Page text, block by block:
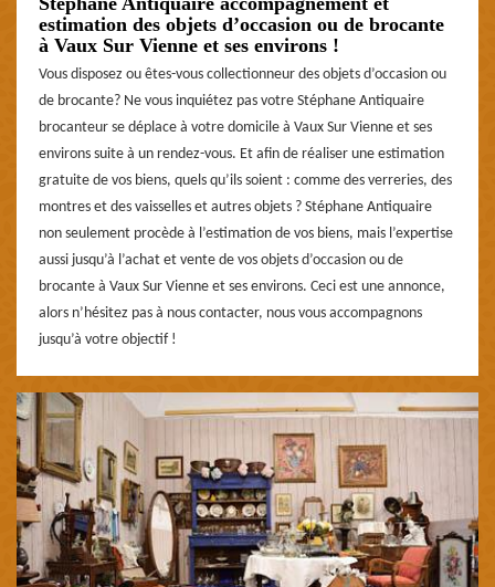
estimation des objets d’occasion ou de brocante
à Vaux Sur Vienne et ses environs !
Vous disposez ou êtes-vous collectionneur des objets d’occasion ou
de brocante? Ne vous inquiétez pas votre Stéphane Antiquaire
brocanteur se déplace à votre domicile à Vaux Sur Vienne et ses
environs suite à un rendez-vous. Et afin de réaliser une estimation
gratuite de vos biens, quels qu’ils soient : comme des verreries, des
montres et des vaisselles et autres objets ? Stéphane Antiquaire
non seulement procède à l’estimation de vos biens, mais l’expertise
aussi jusqu’à l’achat et vente de vos objets d’occasion ou de
brocante à Vaux Sur Vienne et ses environs. Ceci est une annonce,
alors n’hésitez pas à nous contacter, nous vous accompagnons
jusqu’à votre objectif !